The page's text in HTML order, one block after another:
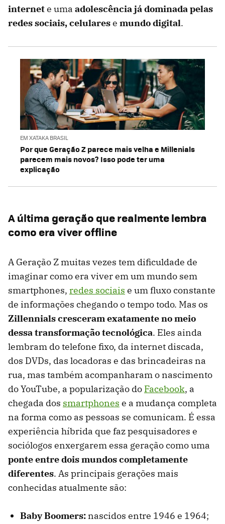
internete uma adolescência já dominada pelas
redes sociais, celularese mundo digital.
EM XATAKA BRASIL
Por que Geração Z parece mais velha e Millenials
parecem mais novos? Isso pode ter uma
explicação
A última geração que realmente lembra
como era viver offline
A Geração Z muitas vezes tem dificuldade de
imaginar como era viver em um mundo sem
smartphones, redes sociais e um fluxo constante
de informações chegando o tempo todo. Mas os
Zillennials cresceram exatamente no meio
dessa transformação tecnológica. Eles ainda
lembram do telefone fixo, da internet discada,
dos DVDs, das locadoras e das brincadeiras na
rua, mas também acompanharam o nascimento
do YouTube, a popularização do Facebook, a
chegada dos smartphones e a mudança completa
na forma como as pessoas se comunicam. É essa
experiência híbrida que faz pesquisadores e
sociólogos enxergarem essa geração como uma
ponte entre dois mundos completamente
diferentes. As principais gerações mais
conhecidas atualmente são:
Baby Boomers: nascidos entre 1946 e 1964;